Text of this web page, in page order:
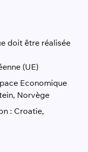
doit être réalisée
(UE)
Economique
Norvège
: Croatie,